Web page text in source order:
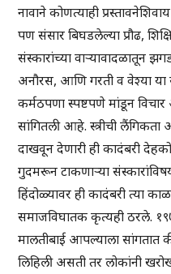
नावाने कोणत्याही
पण संसार बिघडलेल्या प्रौढ,
संस्कारांच्या वाऱ्यावादळातून
अनौरस, आणि गरती व वेश्या
कर्मठपणा स्पष्टपणे मांडून
सांगितली आहे. स्त्रीची
दाखवून देणारी ही कादंबरी
गुदमरून टाकणाऱ्या
हिंदोळ्यावर ही कादंबरी त्या
समाजविघातक कृत्यही ठरले.
मालतीबाई आपल्याला सांगतात
लिहिली असती तर लोकांनी